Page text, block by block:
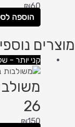
₪60
הוספה
מוצרים
קני יותר -
26
₪150